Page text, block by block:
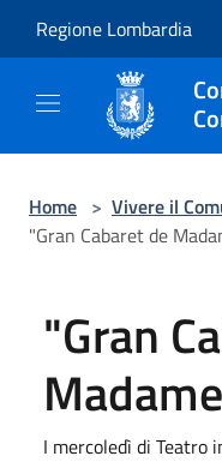
Regione Lombardia
Home > Vivere il
"Gran Cabaret de
"Gran
I mercoledì di Teatro